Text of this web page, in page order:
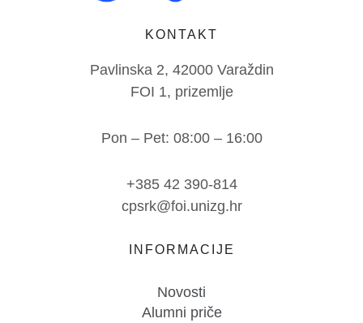
KONTAKT
Pavlinska 2, 42000 Varaždin
FOI 1, prizemlje
Pon – Pet: 08:00 – 16:00
+385 42 390-814
cpsrk@foi.unizg.hr
INFORMACIJE
Novosti
Alumni priče